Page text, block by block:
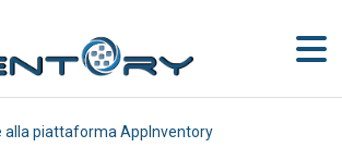
alla piattaforma AppInventory